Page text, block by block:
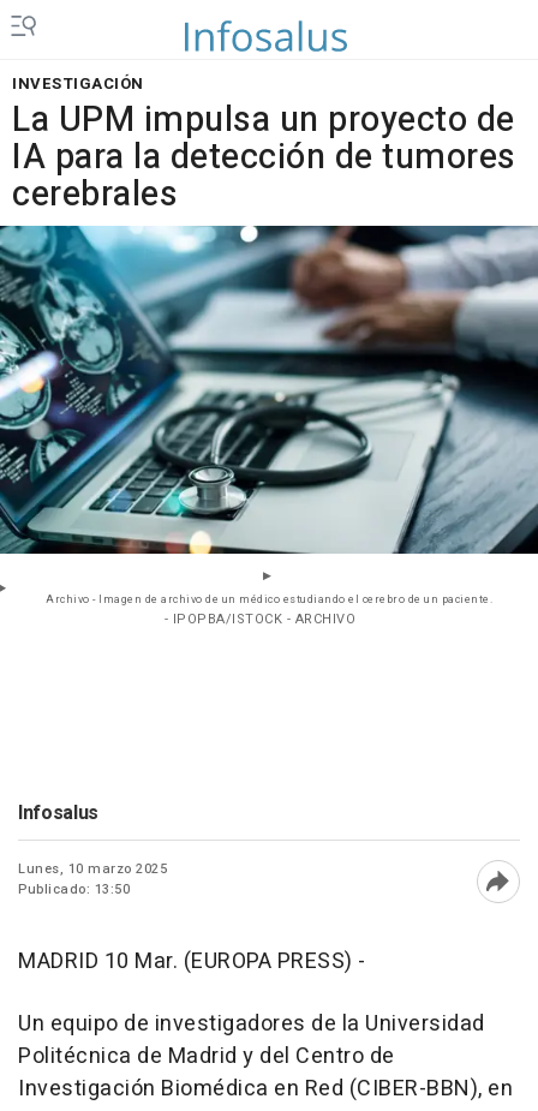
INVESTIGACIÓN
La UPM impulsa un proyecto de
IA para la detección de tumores
cerebrales
Archivo - Imagen de archivo de un médico estudiando el cerebro de un paciente.
- IPOPBA/ISTOCK - ARCHIVO
Infosalus
Lunes, 10 marzo 2025
Publicado: 13:50
MADRID 10 Mar. (EUROPA PRESS) -
Un equipo de investigadores de la Universidad
Politécnica de Madrid y del Centro de
Investigación Biomédica en Red (CIBER-BBN), en